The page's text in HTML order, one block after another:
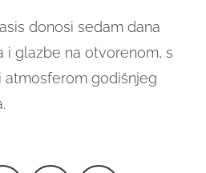
donosi sedam dana
i glazbe na otvorenom, s
atmosferom godišnjeg